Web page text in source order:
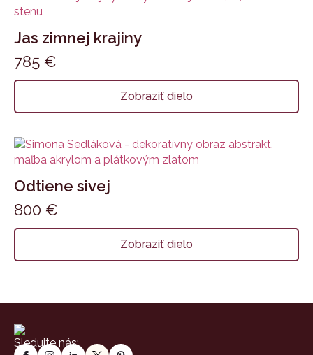
Jas zimnej krajiny
785 €
Zobraziť dielo
Odtiene sivej
800 €
Zobraziť dielo
Sledujte nás: